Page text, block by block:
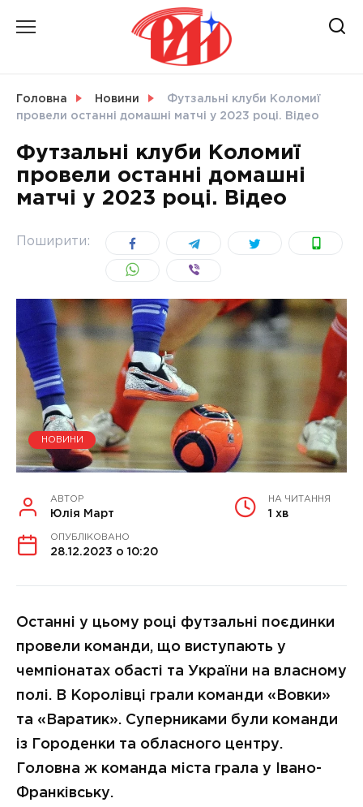
Головна Новини
Футзальні клуби Коломиї
провели останні домашні матчі у 2023 році. Відео
Футзальні клуби Коломиї
провели останні домашні
матчі у 2023 році. Відео
Поширити:
НОВИНИ
АВТОР
Юлія Март
НА ЧИТАННЯ
1 хв
ОПУБЛІКОВАНО
28.12.2023 о 10:20
Останні у цьому році футзальні поєдинки
провели команди, що виступають у
чемпіонатах обасті та України на власному
полі. В Королівці грали команди «Вовки»
та «Варатик». Суперниками були команди
із Городенки та обласного центру.
Головна ж команда міста грала у Івано-
Франківську.